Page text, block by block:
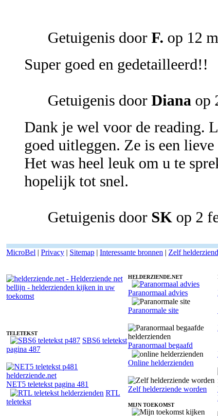
Getuigenis door F. op 12
Super goed en gedetailleerd!!
Getuigenis door Diana op
Dank je wel voor de reading.
goed uitleggen. Ze is een
Het was heel leuk om u te
hopelijk tot snel.
Getuigenis door SK op 2
MicroBel | Privacy | Sitemap | Interessante bronnen | Zelf
TELETEKST
SBS6 teletekst
pagina 487
NET5 teletekst pagina 481
RTL
teletekst
HELDERZIENDE.NET
Paranormaal advies
Paranormale site
Paranormaal begaafd
Online helderzienden
Zelf helderziende worden
MIJN TOEKOMST